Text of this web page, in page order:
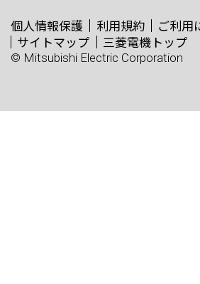
個人情報保護 利用規約
ご利用
サイトマップ
三菱電機トップ
© Mitsubishi Electric Corporation